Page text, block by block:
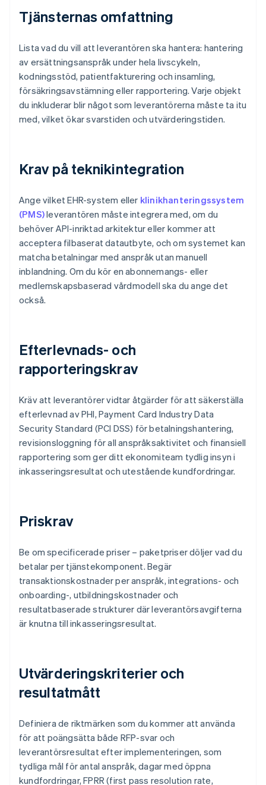
Tjänsternas omfattning
Lista vad du vill att leverantören ska hantera: hantering
av ersättningsanspråk under hela livscykeln,
kodningsstöd, patientfakturering och insamling,
försäkringsavstämning eller rapportering. Varje objekt
du inkluderar blir något som leverantörerna måste ta itu
med, vilket ökar svarstiden och utvärderingstiden.
Krav på teknikintegration
Ange vilket EHR-system eller klinikhanteringssystem
(PMS)leverantören måste integrera med, om du
behöver API-inriktad arkitektur eller kommer att
acceptera filbaserat datautbyte, och om systemet kan
matcha betalningar med anspråk utan manuell
inblandning. Om du kör en abonnemangs- eller
medlemskapsbaserad vårdmodell ska du ange det
också.
Efterlevnads- och
rapporteringskrav
Kräv att leverantörer vidtar åtgärder för att säkerställa
efterlevnad av PHI, Payment Card Industry Data
Security Standard (PCI DSS) för betalningshantering,
revisionsloggning för all anspråksaktivitet och finansiell
rapportering som ger ditt ekonomiteam tydlig insyn i
inkasseringsresultat och utestående kundfordringar.
Priskrav
Be om specificerade priser – paketpriser döljer vad du
betalar per tjänstekomponent. Begär
transaktionskostnader per anspråk, integrations- och
onboarding-, utbildningskostnader och
resultatbaserade strukturer där leverantörsavgifterna
är knutna till inkasseringsresultat.
Utvärderingskriterier och
resultatmått
Definiera de riktmärken som du kommer att använda
för att poängsätta både RFP-svar och
leverantörsresultat efter implementeringen, som
tydliga mål för antal anspråk, dagar med öppna
kundfordringar, FPRR (first pass resolution rate,